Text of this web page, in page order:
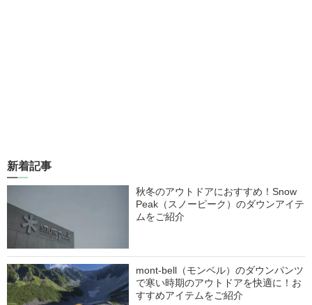
新着記事
秋冬のアウトドアにおすすめ！Snow
Peak（スノーピーク）のダウンアイテ
ムをご紹介
mont-bell（モンベル）のダウンパンツ
で寒い時期のアウトドアを快適に！お
すすめアイテムをご紹介